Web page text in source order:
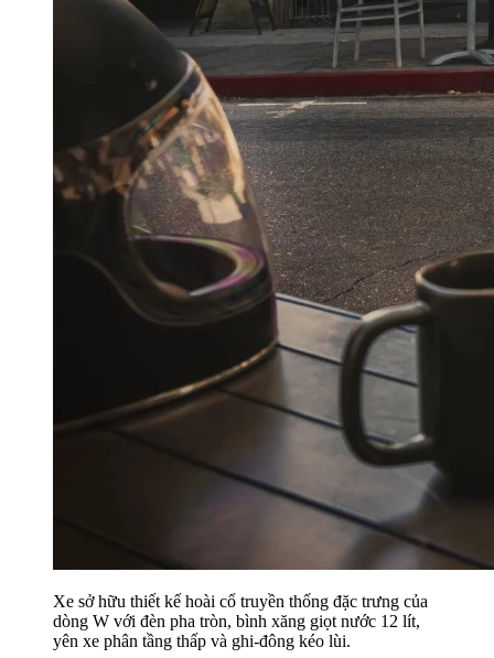
Xe sở hữu thiết kế hoài cổ truyền thống đặc trưng của
dòng W với đèn pha tròn, bình xăng giọt nước 12 lít,
yên xe phân tầng thấp và ghi-đông kéo lùi.